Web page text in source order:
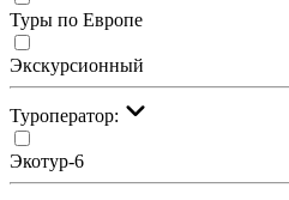
Туры по Европе
Экскурсионный
Туроператор:
Экотур-6